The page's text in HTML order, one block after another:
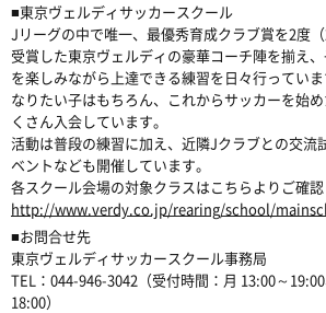
■東京ヴェルディサッカースクール
Jリーグの中で唯一、最優秀育成クラブ賞を2度（
受賞した東京ヴェルディの豪華コーチ陣を揃え
を楽しみながら上達できる練習を日々行ってい
なりたい子はもちろん、これからサッカーを始
くさん入会しています。
活動は普段の練習に加え、近隣Jクラブとの交流
ベントなども開催しています。
各スクール会場の対象クラスはこちらよりご確認
http://www.verdy.co.jp/rearing/school/
■お問合せ先
東京ヴェルディサッカースクール事務局
TEL：044-946-3042（受付時間：月 13:00～
18:00）